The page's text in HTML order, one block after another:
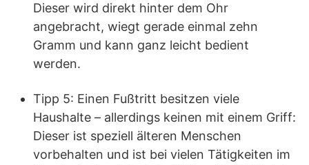
Dieser wird direkt hinter dem Ohr
angebracht, wiegt gerade einmal zehn
Gramm und kann ganz leicht bedient
werden.
Tipp 5: Einen Fußtritt besitzen viele
Haushalte – allerdings keinen mit einem Griff:
Dieser ist speziell älteren Menschen
vorbehalten und ist bei vielen Tätigkeiten im